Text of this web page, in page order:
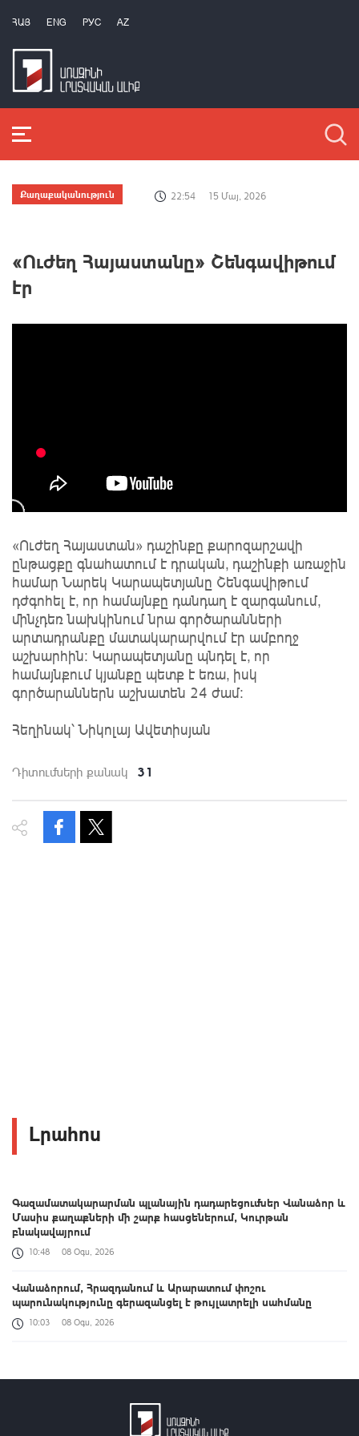
ՀԱՅ ENG РУС AZ
Քաղաքականություն 22:54 15 Մայ, 2026
«Ուժեղ Հայաստանը» Շենգավիթում
էր
«Ուժեղ Հայաստան» դաշինքը քարոզարշավի
ընթացքը գնահատում է դրական, դաշինքի առաջին
համար Նարեկ Կարապետյանը Շենգավիթում
դժգոհել է, որ համայնքը դանդաղ է զարգանում,
մինչդեռ նախկինում նրա գործարանների
արտադրանքը մատակարարվում էր ամբողջ
աշխարհին: Կարապետյանը պնդել է, որ
համայնքում կյանքը պետք է եռա, իսկ
գործարաններն աշխատեն 24 ժամ:
Հեղինակ՝ Նիկոլայ Ավետիսյան
Դիտումների քանակ 31
Լրահոս
Գազամատակարարման պլանային դադարեցումներ Վանաձոր և
Մասիս քաղաքների մի շարք հասցեներում, Կուրթան
բնակավայրում
10:48 08 Օգս, 2026
Վանաձորում, Հրազդանում և Արարատում փոշու
պարունակությունը գերազանցել է թույլատրելի սահմանը
10:03 08 Օգս, 2026
Հայաստանի և Ադրբեջանի միջև հակամարտության էջը